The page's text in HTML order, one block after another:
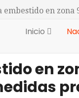
Inicio
en zona
en